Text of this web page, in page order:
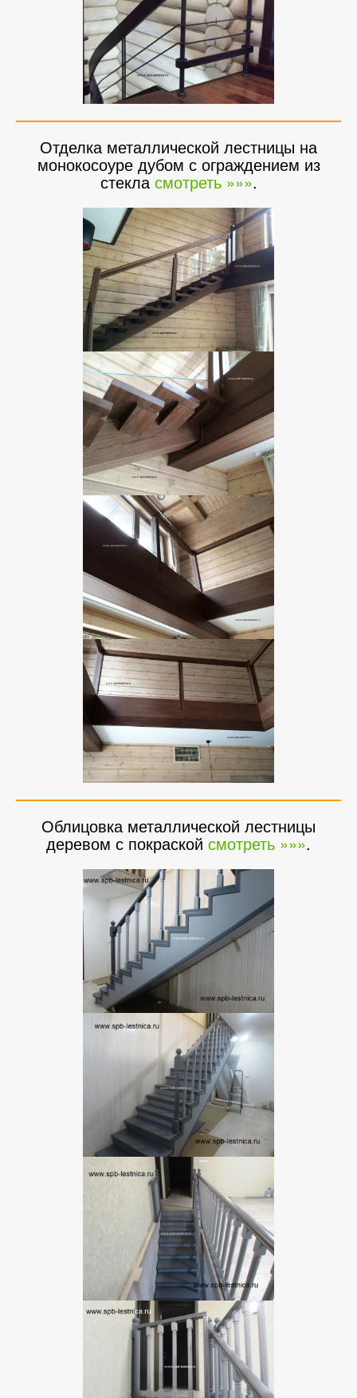
Отделка металлической лестницы на
монокосоуре дубом с ограждением из
стекласмотреть »»».
Облицовка металлической лестницы
деревом с покраской смотреть »»».